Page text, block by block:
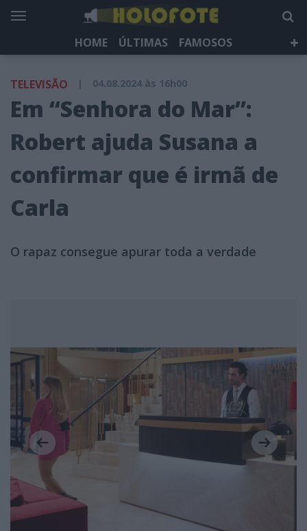
HOME ÚLTIMAS
FAMOSOS
HOLOFOTE TV
NEWSLETTER
TELEVISÃO | 04.08.2024 às 16h00
Em “Senhora do Mar”:
Robert ajuda Susana a
confirmar que é irmã de
Carla
O rapaz consegue apurar toda a verdade